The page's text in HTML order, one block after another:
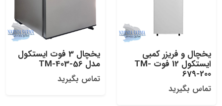
یخچال و فریزر کمبی
ایستکول 12 فوت TM-
679-200
تماس بگیرید
یخچال 3 فوت ایستکول
مدل TM-403-56
تماس بگیرید